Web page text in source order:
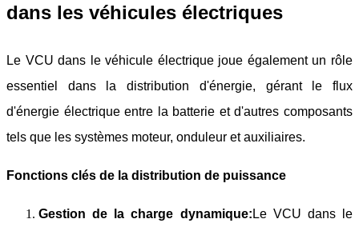
dans les véhicules électriques
Le VCU dans le véhicule électrique joue également un rôle
essentiel dans la distribution d'énergie, gérant le flux
d'énergie électrique entre la batterie et d'autres composants
tels que les systèmes moteur, onduleur et auxiliaires.
Fonctions clés de la distribution de puissance
Gestion de la charge dynamique: Le VCU dans le